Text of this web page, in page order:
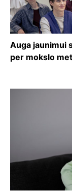
Auga jaunimui
per mokslo